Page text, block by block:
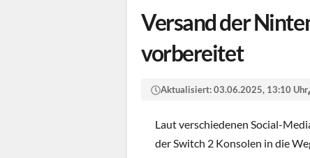
Versand der
vorbereitet
Aktualisiert:03.06.2025, 13:10 Uhr
Laut verschiedenen Social-
der Switch 2 Konsolen in die